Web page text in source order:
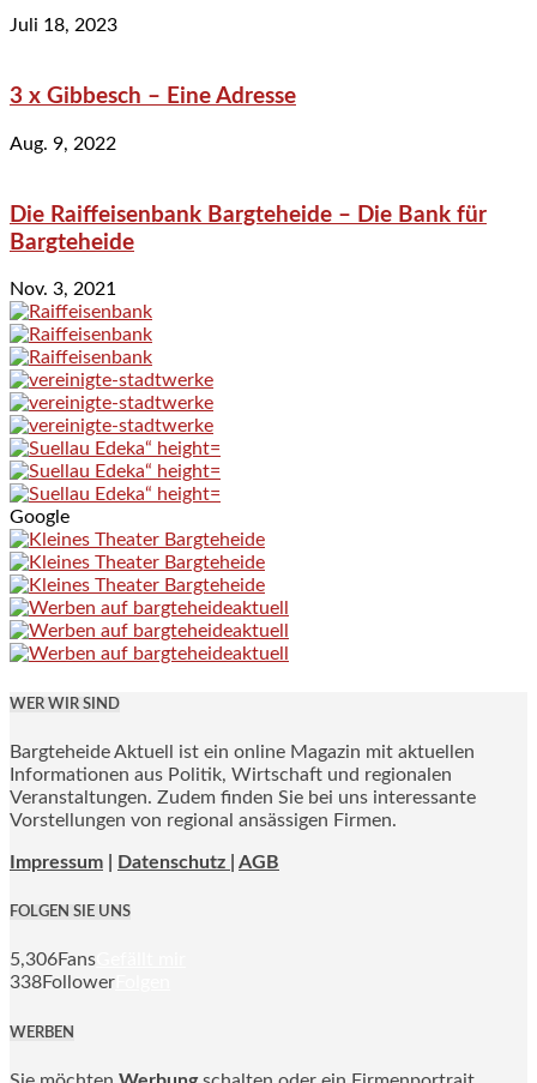
Juli 18, 2023
3 x Gibbesch – Eine Adresse
Aug. 9, 2022
Die Raiffeisenbank Bargteheide – Die Bank für
Bargteheide
Nov. 3, 2021
Google
WER WIR SIND
Bargteheide Aktuell ist ein online Magazin mit aktuellen
Informationen aus Politik, Wirtschaft und regionalen
Veranstaltungen. Zudem finden Sie bei uns interessante
Vorstellungen von regional ansässigen Firmen.
Impressum Datenschutz | AGB
FOLGEN SIE UNS
5,306Fans
338Follower
WERBEN